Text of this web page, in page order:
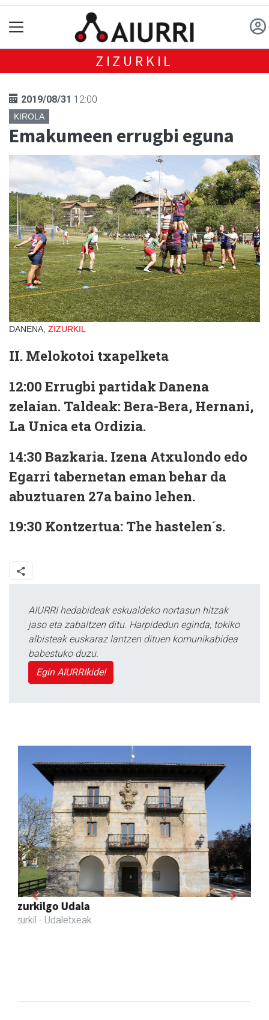
ZIZURKIL
2019/08/31 12:00
KIROLA
Emakumeen errugbi eguna
DANENA, ZIZURKIL
II. Melokotoi txapelketa
12:00 Errugbi partidak Danena
zelaian. Taldeak: Bera-Bera, Hernani,
La Unica eta Ordizia.
14:30 Bazkaria. Izena Atxulondo edo
Egarri tabernetan eman behar da
abuztuaren 27a baino lehen.
19:30 Kontzertua: The hastelen´s.
AIURRI hedabideak eskualdeko nortasun hitzak
jaso eta zabaltzen ditu. Harpidedun eginda, tokiko
albisteak euskaraz lantzen dituen komunikabidea
babestuko duzu.
Egin AIURRIkide!
Previous Next